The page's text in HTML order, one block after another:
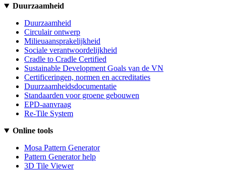
Duurzaamheid
Duurzaamheid
Circulair ontwerp
Milieuaansprakelijkheid
Sociale verantwoordelijkheid
Cradle to Cradle Certified
Sustainable Development Goals van de VN
Certificeringen, normen en accreditaties
Duurzaamheidsdocumentatie
Standaarden voor groene gebouwen
EPD-aanvraag
Re-Tile System
Online tools
Mosa Pattern Generator
Pattern Generator help
3D Tile Viewer